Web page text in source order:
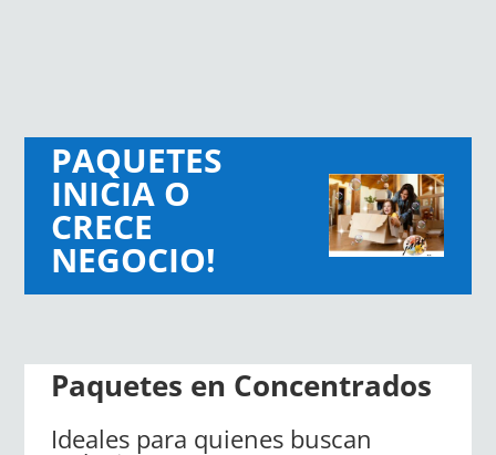
PAQUETES
INICIA O
CRECE
NEGOCIO!
Paquetes en Concentrados
Ideales para quienes buscan